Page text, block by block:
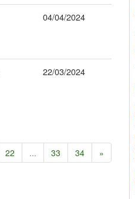
04/04/2024
22/03/2024
22 ... 33 34 »